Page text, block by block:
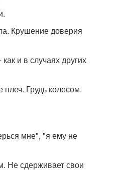
Крушение доверия
и в случаях других
Грудь колесом.
мне", "я ему не
Не сдерживает свои